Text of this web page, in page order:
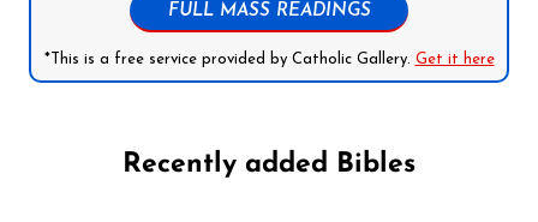
FULL MASS READINGS
*This is a free service provided by Catholic Gallery. Get it here
Recently added Bibles